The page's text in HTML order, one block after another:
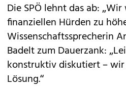
Die SPÖ lehnt das ab:
finanziellen Hürden zu
Wissenschaftssprecherin
Badelt zum Dauerzank:
konstruktiv diskutiert –
Lösung.“